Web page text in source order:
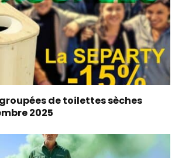
de toilettes sèches
2025